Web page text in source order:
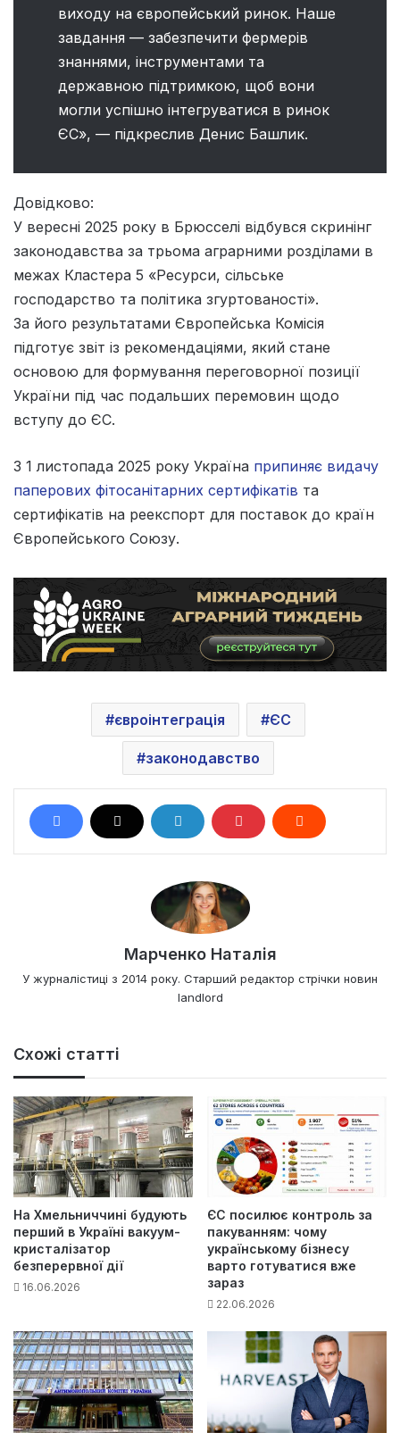
виходу на європейський ринок. Наше
завдання — забезпечити фермерів
знаннями, інструментами та
державною підтримкою, щоб вони
могли успішно інтегруватися в ринок
ЄС», — підкреслив Денис Башлик.
Довідково:
У вересні 2025 року в Брюсселі відбувся скринінг
законодавства за трьома аграрними розділами в
межах Кластера 5 «Ресурси, сільське
господарство та політика згуртованості».
За його результатами Європейська Комісія
підготує звіт із рекомендаціями, який стане
основою для формування переговорної позиції
України під час подальших перемовин щодо
вступу до ЄС.
З 1 листопада 2025 року Україна припиняє видачу
паперових фітосанітарних сертифікатів та
сертифікатів на реекспорт для поставок до країн
Європейського Союзу.
євроінтеграція ЄС
законодавство
Марченко Наталія
У журналістиці з 2014 року. Старший редактор стрічки новин
landlord
Схожі статті
На Хмельниччині будують
перший в Україні вакуум-
кристалізатор
безперервної дії
16.06.2026
ЄС посилює контроль за
пакуванням: чому
українському бізнесу
варто готуватися вже
зараз
22.06.2026